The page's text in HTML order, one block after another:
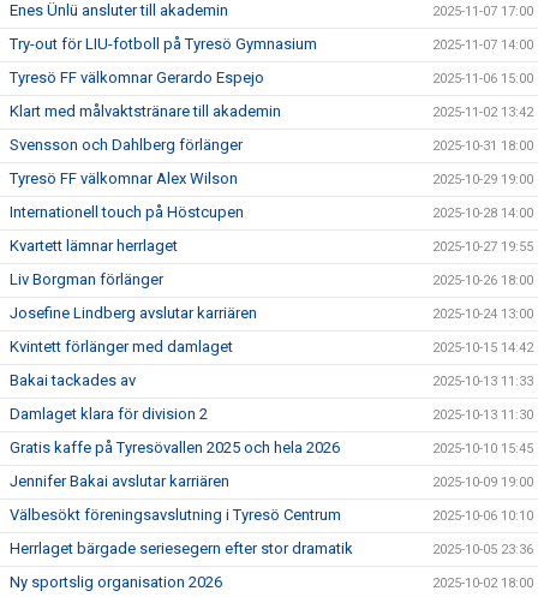
Enes Ünlü ansluter till akademin 2025-11-07 17:00
Try-out för LIU-fotboll på Tyresö Gymnasium 2025-11-07 14:00
Tyresö FF välkomnar Gerardo Espejo 2025-11-06 15:00
Klart med målvaktstränare till akademin 2025-11-02 13:42
Svensson och Dahlberg förlänger 2025-10-31 18:00
Tyresö FF välkomnar Alex Wilson 2025-10-29 19:00
Internationell touch på Höstcupen 2025-10-28 14:00
Kvartett lämnar herrlaget 2025-10-27 19:55
Liv Borgman förlänger 2025-10-26 18:00
Josefine Lindberg avslutar karriären 2025-10-24 13:00
Kvintett förlänger med damlaget 2025-10-15 14:42
Bakai tackades av 2025-10-13 11:33
Damlaget klara för division 2 2025-10-13 11:30
Gratis kaffe på Tyresövallen 2025 och hela 2026 2025-10-10 15:45
Jennifer Bakai avslutar karriären 2025-10-09 19:00
Välbesökt föreningsavslutning i Tyresö Centrum 2025-10-06 10:10
Herrlaget bärgade seriesegern efter stor dramatik 2025-10-05 23:36
Ny sportslig organisation 2026 2025-10-02 18:00